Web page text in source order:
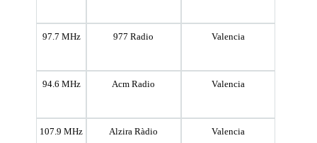
97.7 MHz 977 Radio Valencia
94.6 MHz Acm Radio Valencia
107.9 MHz Alzira Ràdio Valencia